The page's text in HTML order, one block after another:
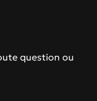
question ou